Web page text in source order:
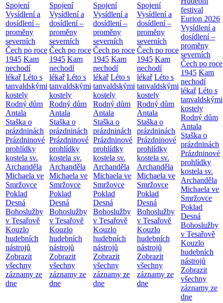
Spojení
Vysídlení a
dosídlení –
proměny
severních
Čech po roce
1945 Kam
nechodí
lékař Léto s
tanvaldskými
kostely
Rodný dům
Antala
Staška o
prázdninách
Prázdninové
prohlídky
kostela sv.
Archanděla
Michaela ve
Smržovce
Poklad
Desná
Bohoslužby
v Tesařově
Kouzlo
hudebních
nástrojů
Zobrazit
všechny
záznamy ze
dne
Spojení
Vysídlení a
dosídlení –
proměny
severních
Čech po roce
1945 Kam
nechodí
lékař Léto s
tanvaldskými
kostely
Rodný dům
Antala
Staška o
prázdninách
Prázdninové
prohlídky
kostela sv.
Archanděla
Michaela ve
Smržovce
Poklad
Desná
Bohoslužby
v Tesařově
Kouzlo
hudebních
nástrojů
Zobrazit
všechny
záznamy ze
dne
Spojení
Vysídlení a
dosídlení –
proměny
severních
Čech po roce
1945 Kam
nechodí
lékař Léto s
tanvaldskými
kostely
Rodný dům
Antala
Staška o
prázdninách
Prázdninové
prohlídky
kostela sv.
Archanděla
Michaela ve
Smržovce
Poklad
Desná
Bohoslužby
v Tesařově
Kouzlo
hudebních
nástrojů
Zobrazit
všechny
záznamy ze
dne
Spojení
Vysídlení a
dosídlení –
proměny
severních
Čech po roce
1945 Kam
nechodí
lékař Léto s
tanvaldskými
kostely
Rodný dům
Antala
Staška o
prázdninách
Prázdninové
prohlídky
kostela sv.
Archanděla
Michaela ve
Smržovce
Poklad
Desná
Bohoslužby
v Tesařově
Kouzlo
hudebních
nástrojů
Zobrazit
všechny
záznamy ze
dne
festival
Eurion 2026
Vysídlení a
dosídlení –
proměny
severních
Čech po roce
1945 Kam
nechodí
lékař Léto s
tanvaldskými
kostely
Rodný dům
Antala
Staška o
prázdninách
Prázdninové
prohlídky
kostela sv.
Archanděla
Michaela ve
Smržovce
Poklad
Desná
Bohoslužby
v Tesařově
Kouzlo
hudebních
nástrojů
Zobrazit
všechny
záznamy ze
dne